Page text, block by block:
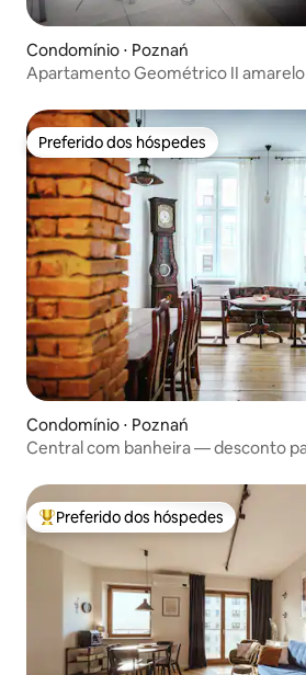
Condomínio ⋅ Poznań
Apartamento Geométrico II
Preferido dos hóspedes
Preferido dos hóspedes
Condomínio ⋅ Poznań
Central com banheira — desconto
Entre os melhores preferidos dos
Preferido dos hóspedes